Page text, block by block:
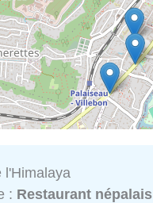
l'Himalaya
: Restaurant népalais